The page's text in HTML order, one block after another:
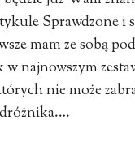
Sprawdzone i
mam ze sobą
najnowszym
nie może